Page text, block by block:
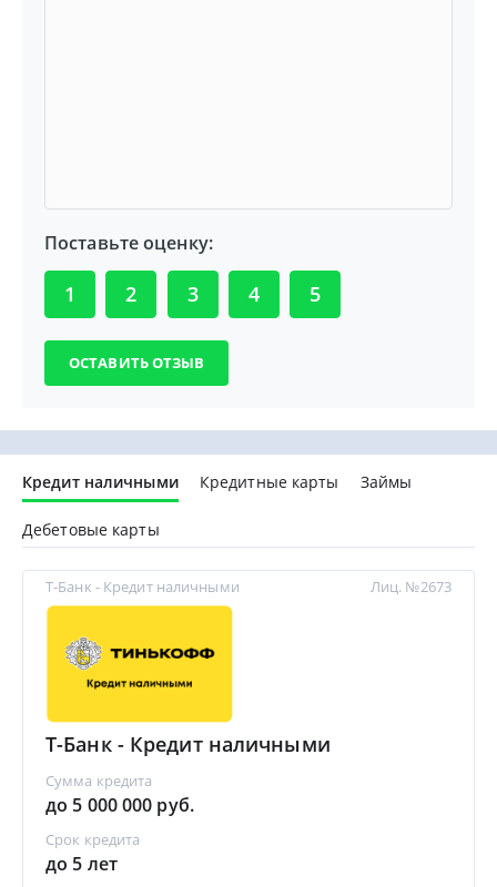
Поставьте оценку:
1 2 3 4 5
Кредит наличными Кредитные карты Займы
Дебетовые карты
Т-Банк - Кредит наличными
Т-Банк - Кредит наличными
Сумма кредита
до 5 000 000 руб.
Срок кредита
до 5 лет
Лиц. №2673